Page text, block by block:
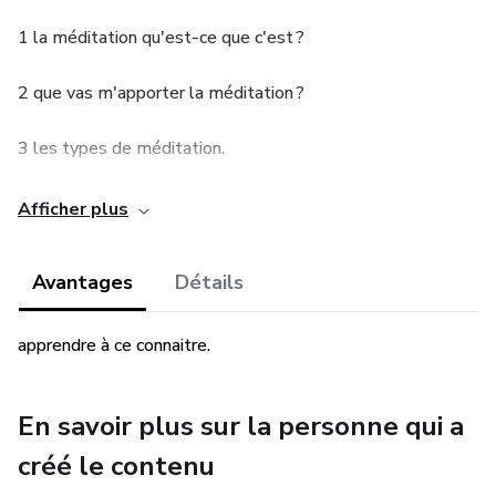
1 la méditation qu'est-ce que c'est ?
2 que vas m'apporter la méditation ?
3 les types de méditation.
4 que ce passe t il pendait la méditation ?
6 éléments requis pour que la méditation survienne.
8 autre méthode de méditation.
Afficher plus
Avantages Détails
apprendre à ce connaitre.
En savoir plus sur la personne qui a
créé le contenu